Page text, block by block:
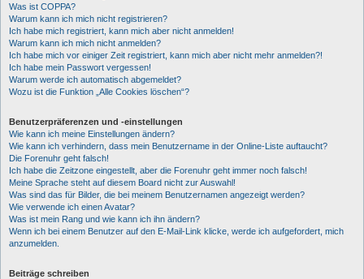
Was ist COPPA?
Warum kann ich mich nicht registrieren?
Ich habe mich registriert, kann mich aber nicht anmelden!
Warum kann ich mich nicht anmelden?
Ich habe mich vor einiger Zeit registriert, kann mich aber nicht mehr anmelden?!
Ich habe mein Passwort vergessen!
Warum werde ich automatisch abgemeldet?
Wozu ist die Funktion „Alle Cookies löschen“?
Benutzerpräferenzen und -einstellungen
Wie kann ich meine Einstellungen ändern?
Wie kann ich verhindern, dass mein Benutzername in der Online-Liste auftaucht?
Die Forenuhr geht falsch!
Ich habe die Zeitzone eingestellt, aber die Forenuhr geht immer noch falsch!
Meine Sprache steht auf diesem Board nicht zur Auswahl!
Was sind das für Bilder, die bei meinem Benutzernamen angezeigt werden?
Wie verwende ich einen Avatar?
Was ist mein Rang und wie kann ich ihn ändern?
Wenn ich bei einem Benutzer auf den E-Mail-Link klicke, werde ich aufgefordert, mich
anzumelden.
Beiträge schreiben